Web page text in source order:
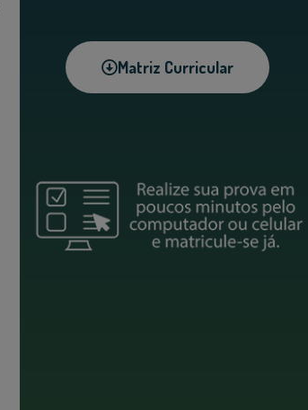
Matriz Curricular